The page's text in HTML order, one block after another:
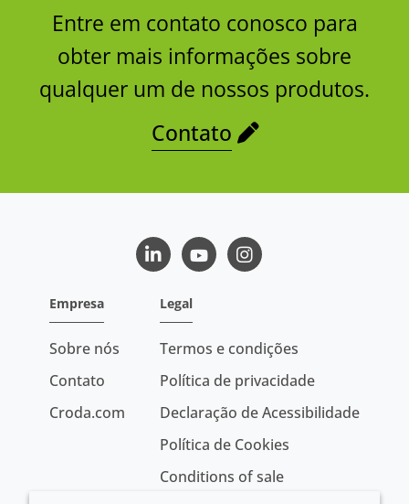
Entre em contato conosco para
obter mais informações sobre
qualquer um de nossos produtos.
Contato
LinkedInYoutubeInstagram
Empresa
Sobre nós
Contato
Croda.com
Legal
Termos e condições
Política de privacidade
Declaração de Acessibilidade
Política de Cookies
Conditions of sale